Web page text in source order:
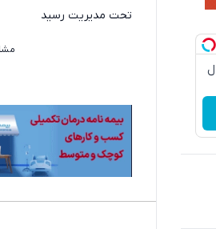
جلبک10سال
تحت مدیریت رسید